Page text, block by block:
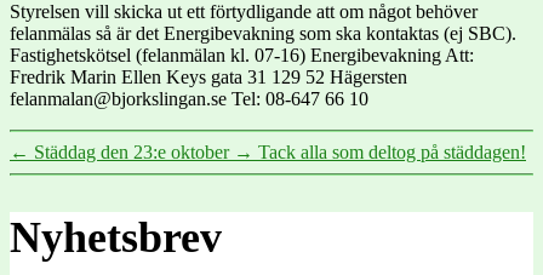
Styrelsen vill skicka ut ett förtydligande att om något behöver
felanmälas så är det Energibevakning som ska kontaktas (ej SBC).
Fastighetskötsel (felanmälan kl. 07-16) Energibevakning Att:
Fredrik Marin Ellen Keys gata 31 129 52 Hägersten
felanmalan@bjorkslingan.se Tel: 08-647 66 10
← Städdag den 23:e oktober → Tack alla som deltog på städdagen!
Nyhetsbrev